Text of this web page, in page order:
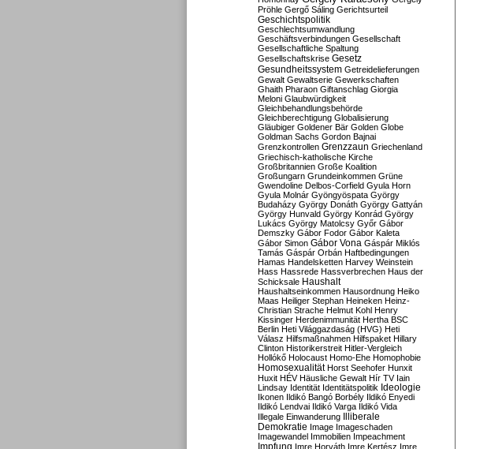
Pröhle Gergő Sáling Gerichtsurteil
Geschichtspolitik
Geschlechtsumwandlung
Geschäftsverbindungen Gesellschaft
Gesellschaftliche Spaltung
Gesellschaftskrise Gesetz
Gesundheitssystem Getreidelieferungen
Gewalt Gewaltserie Gewerkschaften
Ghaith Pharaon Giftanschlag Giorgia
Meloni Glaubwürdigkeit
Gleichbehandlungsbehörde
Gleichberechtigung Globalisierung
Gläubiger Goldener Bär Golden Globe
Goldman Sachs Gordon Bajnai
Grenzkontrollen Grenzzaun Griechenland
Griechisch-katholische Kirche
Großbritannien Große Koalition
Großungarn Grundeinkommen Grüne
Gwendoline Delbos-Corfield Gyula Horn
Gyula Molnár Gyöngyöspata György
Budaházy György Donáth György Gattyán
György Hunvald György Konrád György
Lukács György Matolcsy Győr Gábor
Demszky Gábor Fodor Gábor Kaleta
Gábor Simon Gábor Vona Gáspár Miklós
Tamás Gáspár Orbán Haftbedingungen
Hamas Handelsketten Harvey Weinstein
Hass Hassrede Hassverbrechen Haus der
Schicksale Haushalt
Haushaltseinkommen Hausordnung Heiko
Maas Heiliger Stephan Heineken Heinz-
Christian Strache Helmut Kohl Henry
Kissinger Herdenimmunität Hertha BSC
Berlin Heti Világgazdaság (HVG) Heti
Válasz Hilfsmaßnahmen Hilfspaket Hillary
Clinton Historikerstreit Hitler-Vergleich
Hollókő Holocaust Homo-Ehe Homophobie
Homosexualität Horst Seehofer Hunxit
Huxit HÉV Häusliche Gewalt Hír TV Iain
Lindsay Identität Identitätspolitik Ideologie
Ikonen Ildikó Bangó Borbély Ildikó Enyedi
Ildikó Lendvai Ildikó Varga Ildikó Vida
Illegale Einwanderung Illiberale
Demokratie Image Imageschaden
Imagewandel Immobilien Impeachment
Impfung Imre Horváth Imre Kertész Imre